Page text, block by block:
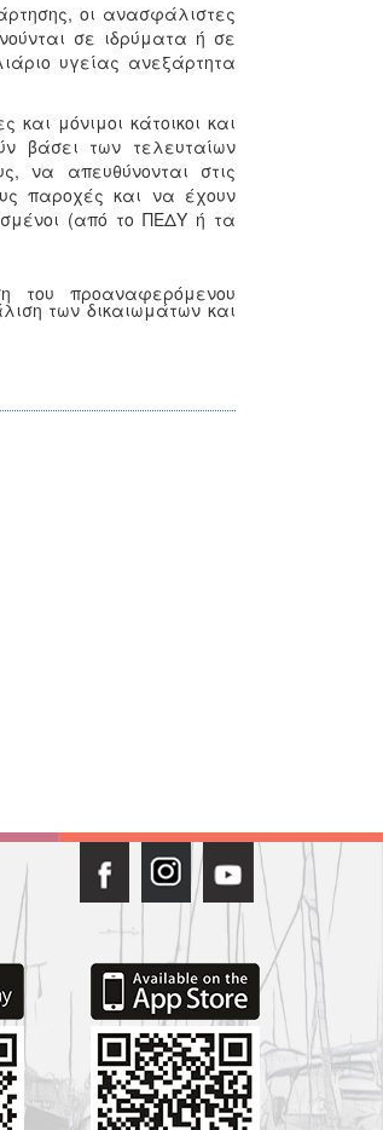
οι ανασφάλιστες
σε ιδρύματα ή σε
υγείας ανεξάρτητα
μόνιμοι κάτοικοι και
βάσει των τελευταίων
να απευθύνονται στις
παροχές και να έχουν
(από το ΠΕΔΥ ή τα
του προαναφερόμενου
των δικαιωμάτων και